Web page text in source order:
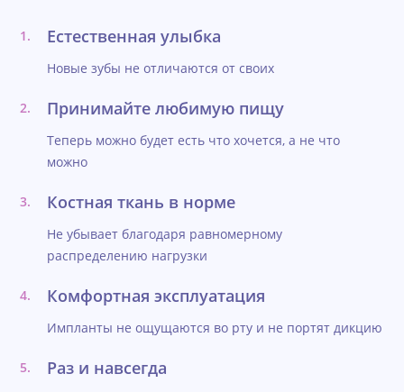
Естественная улыбка
Новые зубы не отличаются от своих
Принимайте любимую пищу
Теперь можно будет есть что хочется, а не что
можно
Костная ткань в норме
Не убывает благодаря равномерному
распределению нагрузки
Комфортная эксплуатация
Импланты не ощущаются во рту и не портят дикцию
Раз и навсегда